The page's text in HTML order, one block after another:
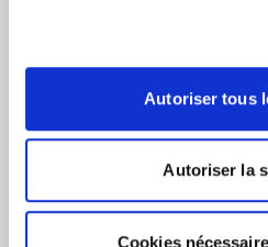
Autoriser tous
Autoriser la
Cookies
communications.
* Please note that EN is
communication language